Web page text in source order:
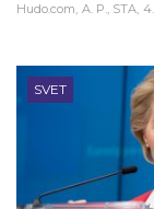
Hudo.com A. P., STA
SVET